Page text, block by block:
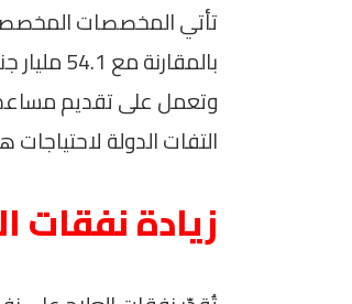
وتعمل على تقديم
التفات الدولة لاحتياجات
زيادة نفقات